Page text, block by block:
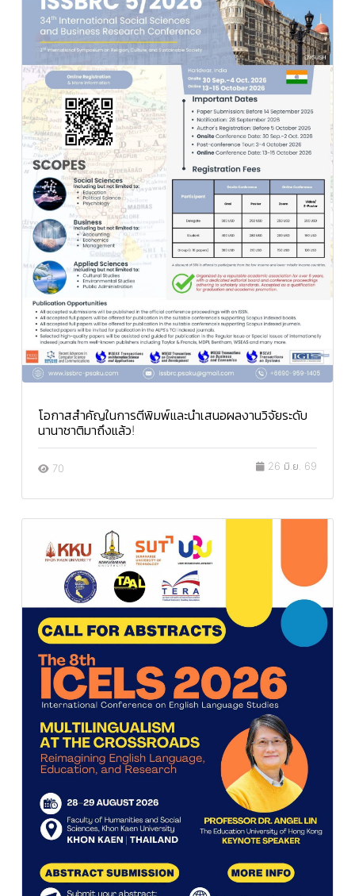
โอกาสสำคัญในการตีพิมพ์และนำเสนอผลงานวิจัยระดับ
นานาชาติมาถึงแล้ว!
70 26 มิ.ย. 69